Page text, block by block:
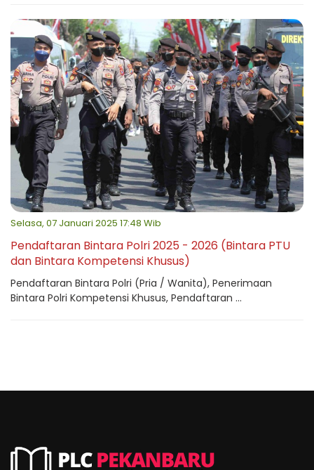
Selasa, 07 Januari 2025 17:48 Wib
Pendaftaran Bintara Polri 2025 - 2026 (Bintara PTU
dan Bintara Kompetensi Khusus)
Pendaftaran Bintara Polri (Pria / Wanita), Penerimaan
Bintara Polri Kompetensi Khusus, Pendaftaran ...